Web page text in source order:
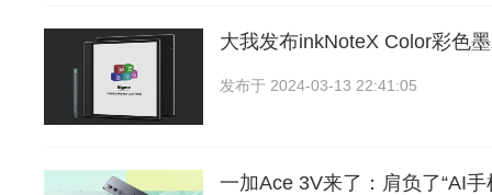
大我发布inkNoteX Color彩色
发布于 2024-03-13 22:41:05
一加Ace 3V来了：肩负了“AI